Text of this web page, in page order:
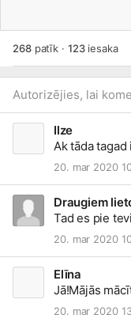
268patīk · 123iesaka
Autorizējies, lai
Ilze
Ak tāda
20. mar 2020
Draugiem
Tad es pie
20. mar 2020
Elīna
Jā!Mājās
20. mar 2020